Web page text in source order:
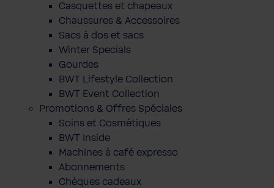
Casquettes et chapeaux
Chaussures & Accessoires
Sacs à dos et sacs
Winter Specials
Gourdes
BWT Lifestyle Collection
BWT Event Collection
Promotions & Offres Spéciales
Soins et Cosmétiques
BWT Inside
Machines à café expresso
Abonnements
Chèques cadeaux